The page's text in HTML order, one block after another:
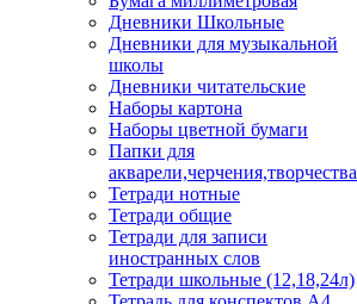
Дневники Школьные
Дневники для музыкальной
школы
Дневники читательские
Наборы картона
Наборы цветной бумаги
Папки для
акварели,черчения,творчества
Тетради нотные
Тетради общие
Тетради для записи
иностранных слов
Тетради школьные (12,18,24л)